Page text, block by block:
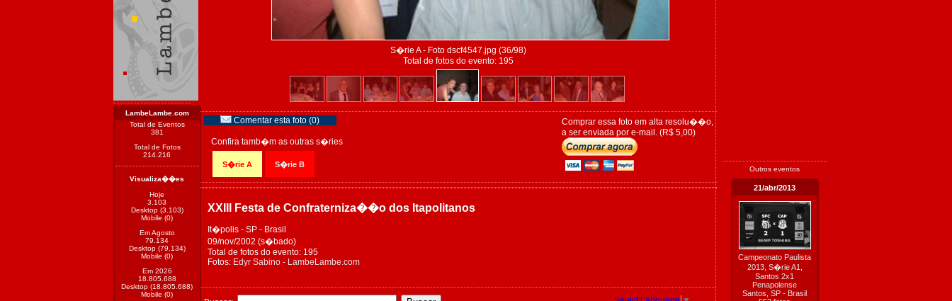
LambeLambe.com
Total de Eventos
381
Total de Fotos
214.216
Visualiza��es
Hoje
3.103
Desktop (3.103)
Mobile (0)
Em Agosto
79.134
Desktop (79.134)
Mobile (0)
Em 2026
18.805.688
Desktop (18.805.688)
Mobile (0)
S�rie A - Foto dscf4547.jpg (36/98)
Total de fotos do evento: 195
Comprar essa foto em alta resolu��o,
a ser enviada por e-mail. (R$ 5,00)
Comentar esta foto (0)
Confira tamb�m as outras s�ries
S�rie A S�rie B
XXIII Festa de Confraterniza��o dos Itapolitanos
It�polis - SP - Brasil
09/nov/2002 (s�bado)
Total de fotos do evento: 195
Fotos: Edyr Sabino - LambeLambe.com
Outros eventos
21/abr/2013
Campeonato Paulista
2013, S�rie A1,
Santos 2x1
Penapolense
Santos, SP - Brasil